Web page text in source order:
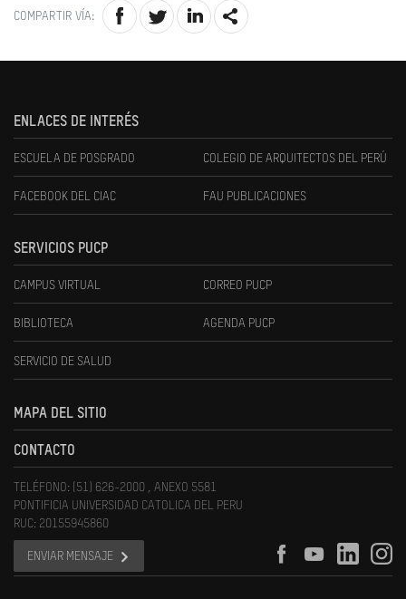
COMPARTIR VÍA:
ENLACES DE INTERÉS
ESCUELA DE POSGRADO COLEGIO DE ARQUITECTOS DEL PERÚ
FACEBOOK DEL CIAC FAU PUBLICACIONES
SERVICIOS PUCP
CAMPUS VIRTUAL CORREO PUCP
BIBLIOTECA AGENDA PUCP
SERVICIO DE SALUD
MAPA DEL SITIO
CONTACTO
TELÉFONO: (51) 626-2000 , ANEXO 5581
PONTIFICIA UNIVERSIDAD CATOLICA DEL PERU
RUC: 20155945860
ENVIAR MENSAJE